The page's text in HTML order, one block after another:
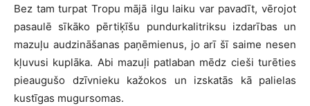
Bez tam turpat Tropu mājā ilgu laiku var pavadīt, vērojot
pasaulē sīkāko pērtiķīšu pundurkalitriksu izdarības un
mazuļu audzināšanas paņēmienus, jo arī šī saime nesen
kļuvusi kuplāka. Abi mazuļi patlaban mēdz cieši turēties
pieaugušo dzīvnieku kažokos un izskatās kā palielas
kustīgas mugursomas.